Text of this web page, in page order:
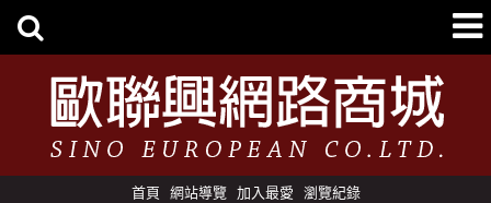
首頁 網站導覽 加入最愛 瀏覽紀錄